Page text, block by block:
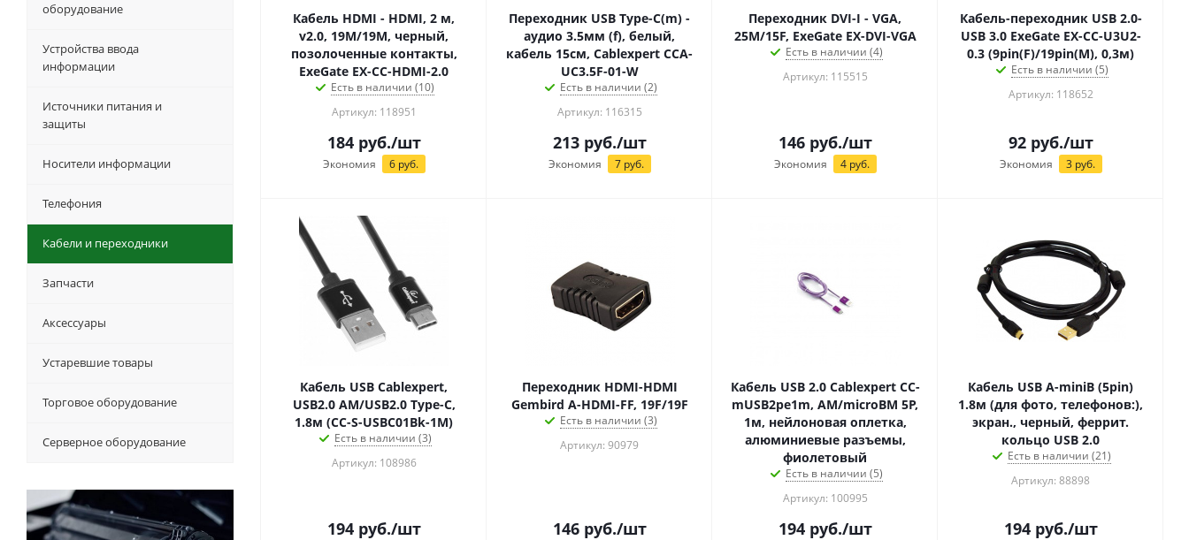
Кабель HDMI - HDMI, 2 м,
v2.0, 19M/19M, черный,
позолоченные контакты,
ExeGate EX-CC-HDMI-2.0
Есть в наличии (10)
Артикул: 118951
184руб./шт
Экономия 6руб.
Переходник USB Type-C(m) -
аудио 3.5мм (f), белый,
кабель 15см, Cablexpert CCA-
UC3.5F-01-W
Есть в наличии (2)
Артикул: 116315
213руб./шт
Экономия 7руб.
Переходник DVI-I - VGA,
25M/15F, ExeGate EX-DVI-VGA
Есть в наличии (4)
Артикул: 115515
146руб./шт
Экономия 4руб.
Кабель-переходник USB 2.0-
USB 3.0 ExeGate EX-CC-U3U2-
0.3 (9pin(F)/19pin(M), 0,3м)
Есть в наличии (5)
Артикул: 118652
92руб./шт
Экономия 3руб.
Кабель USB Cablexpert,
USB2.0 AM/USB2.0 Type-C,
1.8м (CC-S-USBC01Bk-1M)
Есть в наличии (3)
Артикул: 108986
194руб./шт
Переходник HDMI-HDMI
Gembird A-HDMI-FF, 19F/19F
Есть в наличии (3)
Артикул: 90979
146руб./шт
Кабель USB 2.0 Cablexpert CC-
mUSB2pe1m, AM/microBM 5P,
1м, нейлоновая оплетка,
алюминиевые разъемы,
фиолетовый
Есть в наличии (5)
Артикул: 100995
194руб./шт
Кабель USB A-miniB (5pin)
1.8м (для фото, телефонов:),
экран., черный, феррит.
кольцо USB 2.0
Есть в наличии (21)
Артикул: 88898
194руб./шт
оборудование
Устройства ввода
информации
Источники питания и
защиты
Носители информации
Телефония
Кабели и переходники
Запчасти
Аксессуары
Устаревшие товары
Торговое оборудование
Серверное оборудование